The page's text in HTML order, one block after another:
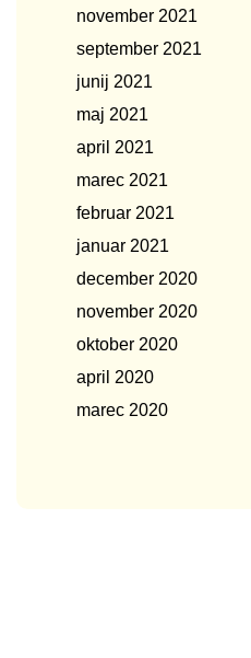
november 2021
september 2021
junij 2021
maj 2021
april 2021
marec 2021
februar 2021
januar 2021
december 2020
november 2020
oktober 2020
april 2020
marec 2020